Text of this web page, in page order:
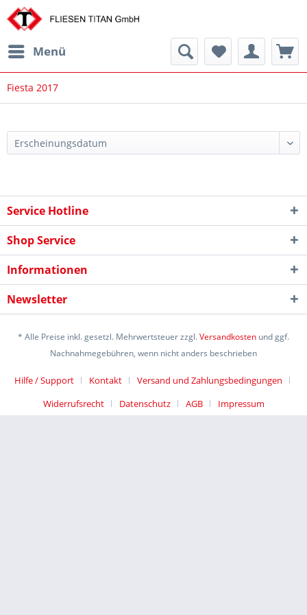
Menü
Fiesta 2017
Service Hotline
Shop Service
Informationen
Newsletter
* Alle Preise inkl. gesetzl. Mehrwertsteuer zzgl.Versandkosten und ggf.
Nachnahmegebühren, wenn nicht anders beschrieben
Hilfe / Support Kontakt
Versand und Zahlungsbedingungen
Widerrufsrecht
Datenschutz AGB Impressum